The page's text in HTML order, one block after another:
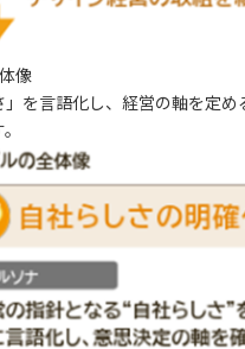
像
を言語化し、経営の軸を定